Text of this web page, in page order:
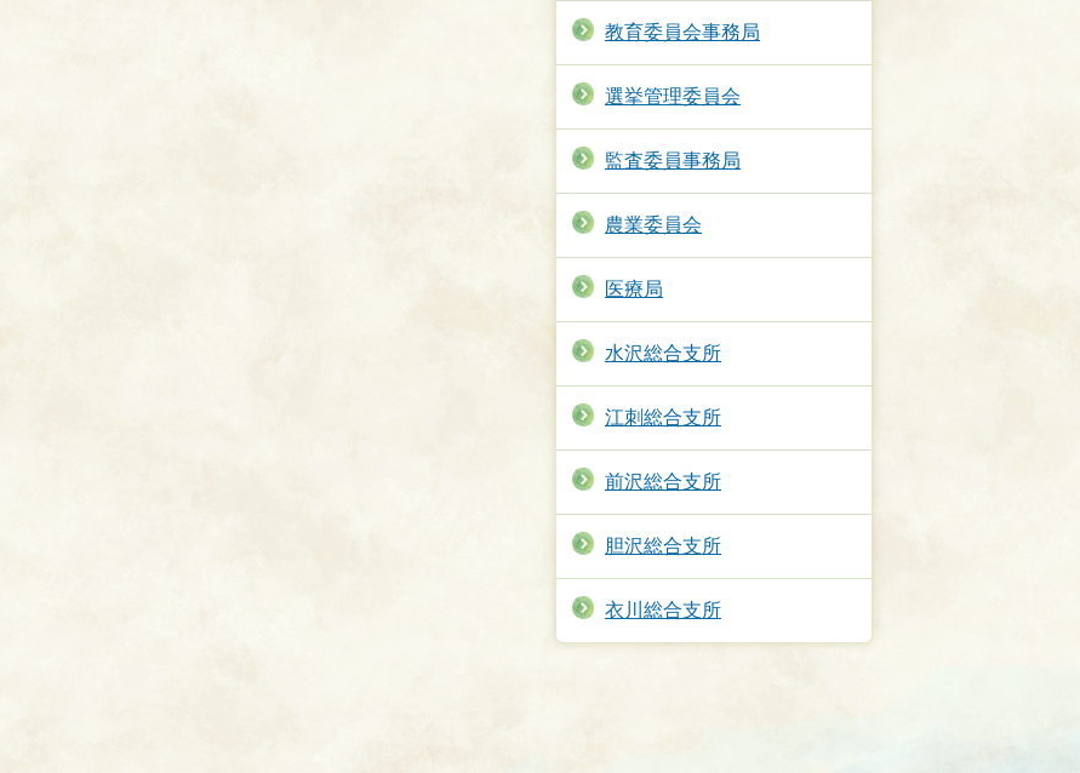
教育委員会事務局
選挙管理委員会
監査委員事務局
農業委員会
医療局
水沢総合支所
江刺総合支所
前沢総合支所
胆沢総合支所
衣川総合支所